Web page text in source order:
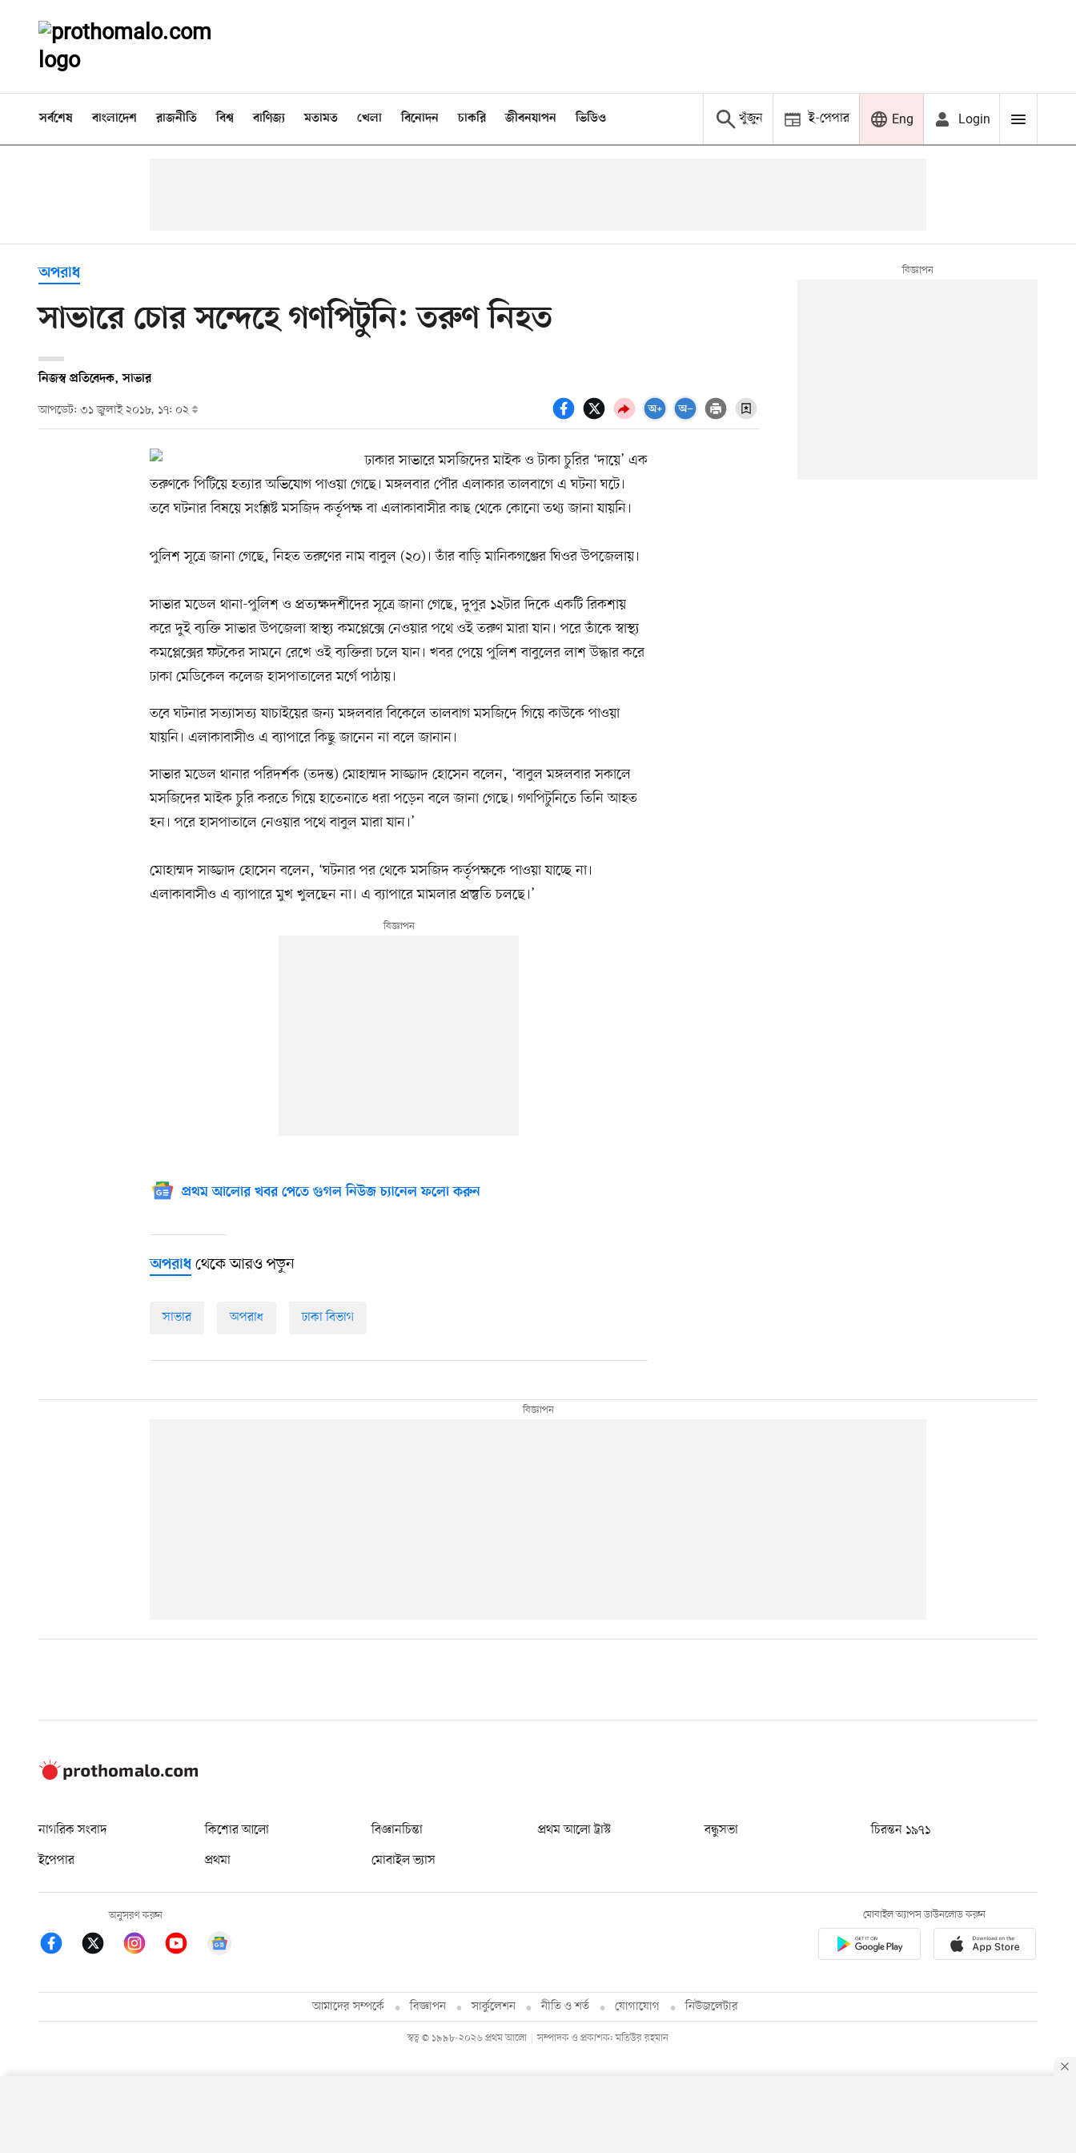
সর্বশেষ বাংলাদেশ রাজনীতি বিশ্ব বাণিজ্য মতামত খেলা বিনোদন চাকরি জীবনযাপন ভিডিও খুঁজুন ই-পেপার Eng Login
অপরাধ
সাভারে চোর সন্দেহে গণপিটুনি: তরুণ নিহত
নিজস্ব প্রতিবেদক, সাভার
আপডেট: ৩১ জুলাই ২০১৮, ১৭: ০২
ঢাকার সাভারে মসজিদের মাইক ও টাকা চুরির ‘দায়ে’ এক
তরুণকে পিটিয়ে হত্যার অভিযোগ পাওয়া গেছে। মঙ্গলবার পৌর এলাকার তালবাগে এ ঘটনা ঘটে।
তবে ঘটনার বিষয়ে সংশ্লিষ্ট মসজিদ কর্তৃপক্ষ বা এলাকাবাসীর কাছ থেকে কোনো তথ্য জানা যায়নি।
পুলিশ সূত্রে জানা গেছে, নিহত তরুণের নাম বাবুল (২০)। তাঁর বাড়ি মানিকগঞ্জের ঘিওর উপজেলায়।
সাভার মডেল থানা-পুলিশ ও প্রত্যক্ষদর্শীদের সূত্রে জানা গেছে, দুপুর ১২টার দিকে একটি রিকশায়
করে দুই ব্যক্তি সাভার উপজেলা স্বাস্থ্য কমপ্লেক্সে নেওয়ার পথে ওই তরুণ মারা যান। পরে তাঁকে স্বাস্থ্য
কমপ্লেক্সের ফটকের সামনে রেখে ওই ব্যক্তিরা চলে যান। খবর পেয়ে পুলিশ বাবুলের লাশ উদ্ধার করে
ঢাকা মেডিকেল কলেজ হাসপাতালের মর্গে পাঠায়।
তবে ঘটনার সত্যাসত্য যাচাইয়ের জন্য মঙ্গলবার বিকেলে তালবাগ মসজিদে গিয়ে কাউকে পাওয়া
যায়নি। এলাকাবাসীও এ ব্যাপারে কিছু জানেন না বলে জানান।
সাভার মডেল থানার পরিদর্শক (তদন্ত) মোহাম্মদ সাজ্জাদ হোসেন বলেন, ‘বাবুল মঙ্গলবার সকালে
মসজিদের মাইক চুরি করতে গিয়ে হাতেনাতে ধরা পড়েন বলে জানা গেছে। গণপিটুনিতে তিনি আহত
হন। পরে হাসপাতালে নেওয়ার পথে বাবুল মারা যান।’
মোহাম্মদ সাজ্জাদ হোসেন বলেন, ‘ঘটনার পর থেকে মসজিদ কর্তৃপক্ষকে পাওয়া যাচ্ছে না।
এলাকাবাসীও এ ব্যাপারে মুখ খুলছেন না। এ ব্যাপারে মামলার প্রস্তুতি চলছে।’
প্রথম আলোর খবর পেতে গুগল নিউজ চ্যানেল ফলো করুন
অপরাধথেকে আরও পড়ুন
সাভার অপরাধ ঢাকা বিভাগ
নাগরিক সংবাদ কিশোর আলো বিজ্ঞানচিন্তা প্রথম আলো ট্রাস্ট বন্ধুসভা
চিরন্তন ১৯৭১
ইপেপার
প্রথমা মোবাইল ভ্যাস
অনুসরণ করুন মোবাইল অ্যাপস ডাউনলোড করুন
আমাদের সম্পর্কে বিজ্ঞাপন সার্কুলেশন নীতি ও শর্ত যোগাযোগ নিউজলেটার
স্বত্ব © ১৯৯৮-২০২৬ প্রথম আলো সম্পাদক ও প্রকাশক: মতিউর রহমান